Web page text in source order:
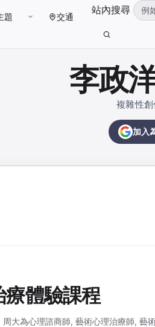
題 交通
站內搜尋 （可
李政
複雜性創
加入
體驗課程
周大為心理諮商師, 藝術心理治療師, 藝